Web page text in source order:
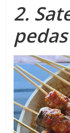
2.
pedas